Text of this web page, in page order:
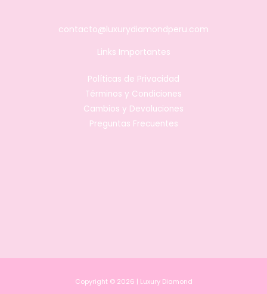
contacto@luxurydiamondperu.com
Links Importantes
Políticas de Privacidad
Términos y Condiciones
Cambios y Devoluciones
Preguntas Frecuentes
Copyright © 2026 | Luxury Diamond